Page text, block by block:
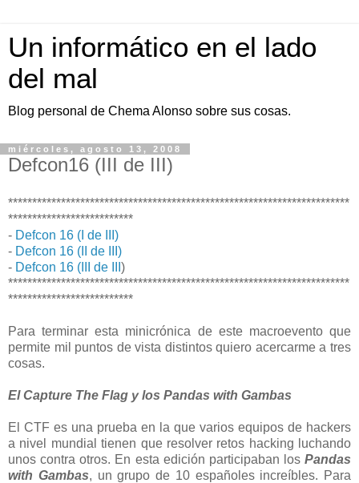
Un informático en el lado
del mal
Blog personal de Chema Alonso sobre sus cosas.
miércoles, agosto 13, 2008
Defcon16 (III de III)
***********************************************************************
**************************
- Defcon 16 (I de III)
- Defcon 16 (II de III)
- Defcon 16 (III de III )
***********************************************************************
**************************
Para terminar esta minicrónica de este macroevento que
permite mil puntos de vista distintos quiero acercarme a tres
cosas.
El Capture The Flag y los Pandas with Gambas
El CTF es una prueba en la que varios equipos de hackers
a nivel mundial tienen que resolver retos hacking luchando
unos contra otros. En esta edición participaban los Pandas
with Gambas, un grupo de 10 españoles increíbles. Para